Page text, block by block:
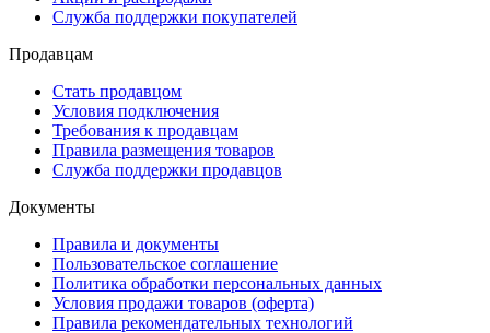
Служба поддержки покупателей
Продавцам
Стать продавцом
Условия подключения
Требования к продавцам
Правила размещения товаров
Служба поддержки продавцов
Документы
Правила и документы
Пользовательское соглашение
Политика обработки персональных данных
Условия продажи товаров (оферта)
Правила рекомендательных технологий